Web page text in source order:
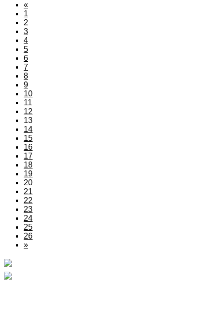
«
1
2
3
4
5
6
7
8
9
10
11
12
13
14
15
16
17
18
19
20
21
22
23
24
25
26
»